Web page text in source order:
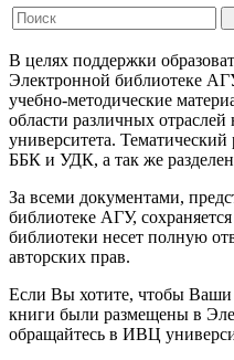
В целях поддержки
Электронной библиотеке
учебно-методические
области различных отраслей
университета.
ББК и УДК, а так же разделен
За всеми документами,
библиотеке АГУ,
библиотеки несет полную
авторских прав.
Если Вы хотите, чтобы
книги были размещены в
обращайтесь в ИВЦ